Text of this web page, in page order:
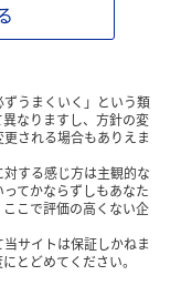
うまくいく」という類
なりますし、方針の変
される場合もありえま
する感じ方は主観的な
てかならずしもあなた
こで評価の高くない企
サイトは保証しかねま
とどめてください。